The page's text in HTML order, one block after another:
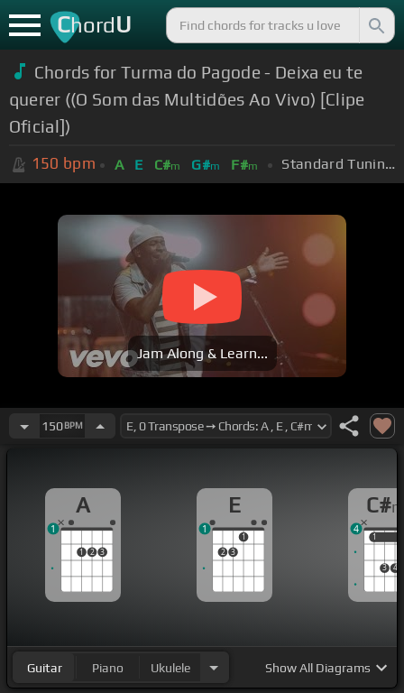
ChordU
Chords for Turma do Pagode - Deixa eu te
querer ((O Som das Multidões Ao Vivo) [Clipe
Oficial])
150 bpm A E C#m G#m F#m Standard Tuning (EADGBE)
Jam Along & Learn...
150BPM
A
1 2 3
1
E
2 3
1
1
C#
1
3 4
1
4
Guitar Piano Ukulele ShowAll Diagrams